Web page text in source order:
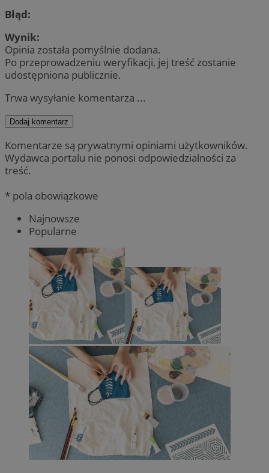
Błąd:
Wynik:
Opinia została pomyślnie dodana.
Po przeprowadzeniu weryfikacji, jej treść zostanie
udostępniona publicznie.
Trwa wysyłanie komentarza ...
Dodaj komentarz
Komentarze są prywatnymi opiniami użytkowników.
Wydawca portalu nie ponosi odpowiedzialności za
treść.
* pola obowiązkowe
Najnowsze
Popularne